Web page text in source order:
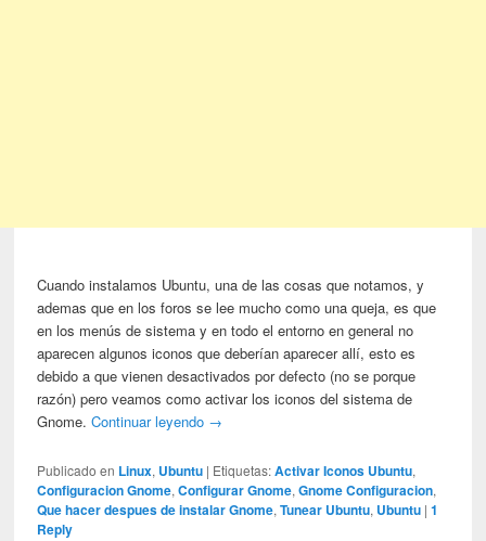
Cuando instalamos Ubuntu, una de las cosas que notamos, y
ademas que en los foros se lee mucho como una queja, es que
en los menús de sistema y en todo el entorno en general no
aparecen algunos iconos que deberían aparecer allí, esto es
debido a que vienen desactivados por defecto (no se porque
razón) pero veamos como activar los iconos del sistema de
Gnome.Continuar leyendo →
Publicado en Linux, Ubuntu | Etiquetas: Activar Iconos Ubuntu,
Configuracion Gnome,Configurar Gnome,Gnome Configuracion,
Que hacer despues de instalar Gnome,Tunear Ubuntu, Ubuntu |1
Reply